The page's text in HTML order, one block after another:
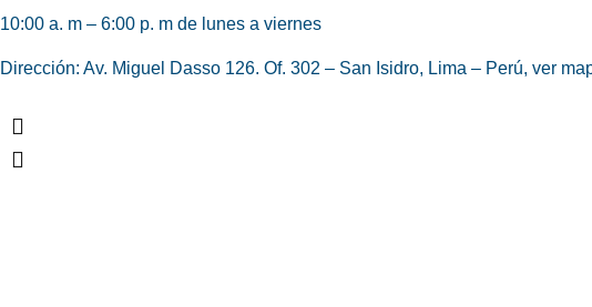
10:00 a. m – 6:00 p. m de lunes a viernes
Dirección: Av. Miguel Dasso 126. Of. 302 – San Isidro, Lima – Perú, ver